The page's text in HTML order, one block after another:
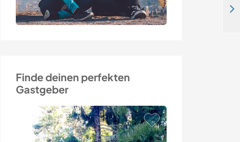
Finde deinen perfekten
Gastgeber